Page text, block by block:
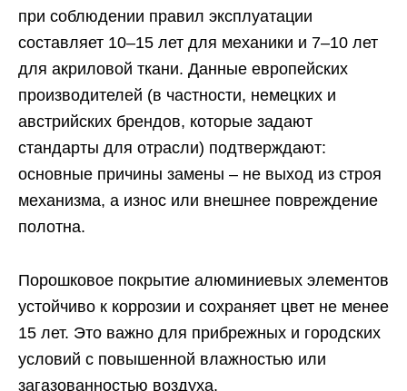
при соблюдении правил эксплуатации
составляет 10–15 лет для механики и 7–10 лет
для акриловой ткани. Данные европейских
производителей (в частности, немецких и
австрийских брендов, которые задают
стандарты для отрасли) подтверждают:
основные причины замены – не выход из строя
механизма, а износ или внешнее повреждение
полотна.
Порошковое покрытие алюминиевых элементов
устойчиво к коррозии и сохраняет цвет не менее
15 лет. Это важно для прибрежных и городских
условий с повышенной влажностью или
загазованностью воздуха.